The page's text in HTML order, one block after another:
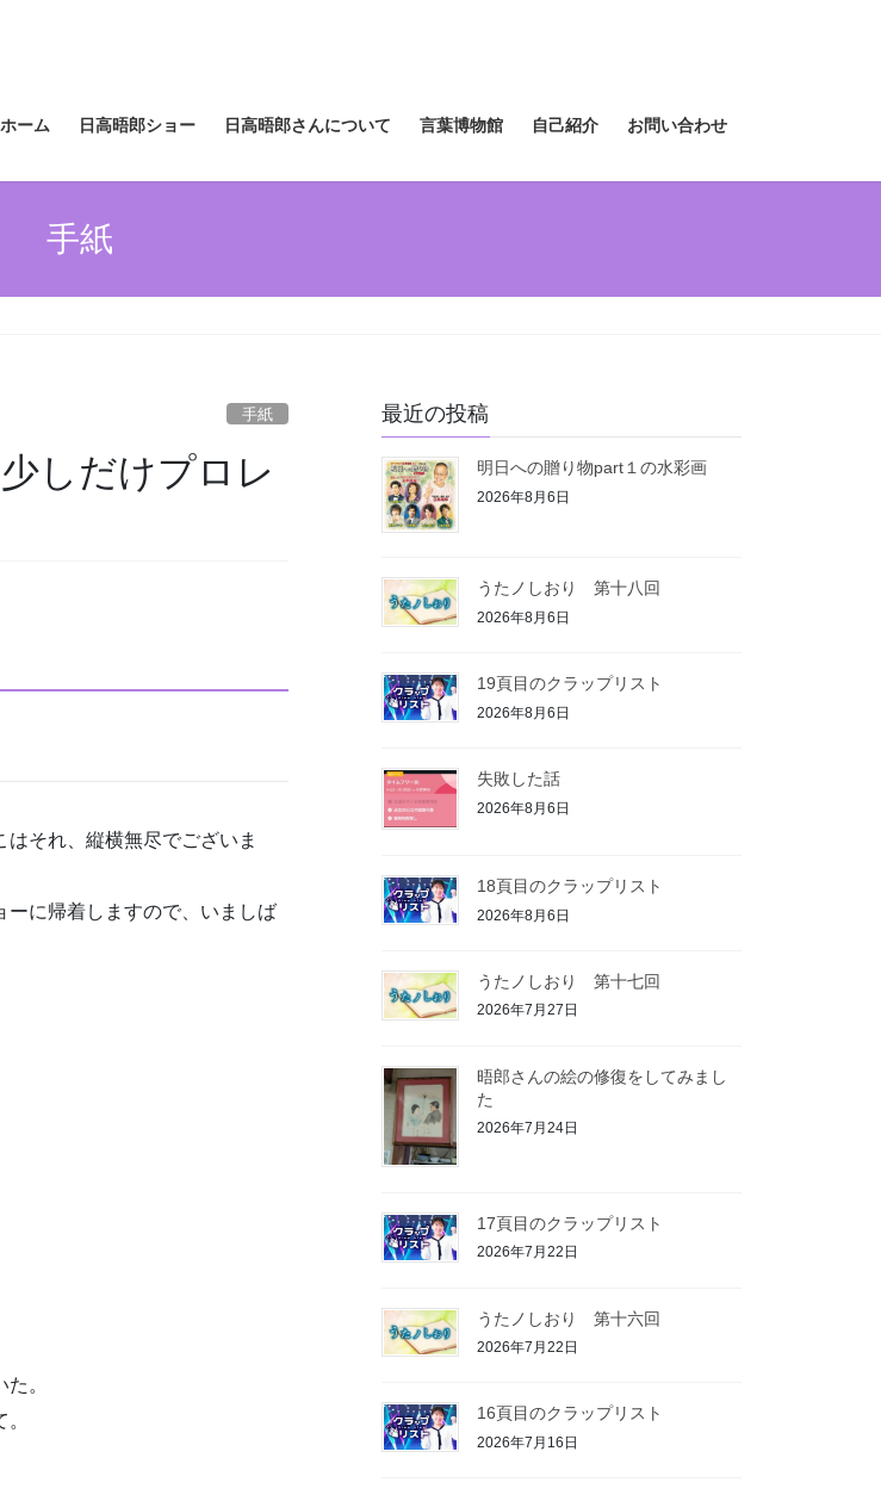
ホーム 日高晤郎ショー 日高晤郎さんについて 言葉博物館 自己紹介 お問い合わせ
手紙
手紙
しだけプロレ
それ、縦横無尽でございま
ーに帰着しますので、いましば
。
最近の投稿
明日への贈り物part１の水彩画
2026年8月6日
うたノしおり 第十八回
2026年8月6日
19頁目のクラップリスト
2026年8月6日
失敗した話
2026年8月6日
18頁目のクラップリスト
2026年8月6日
うたノしおり 第十七回
2026年7月27日
晤郎さんの絵の修復をしてみまし
た
2026年7月24日
17頁目のクラップリスト
2026年7月22日
うたノしおり 第十六回
2026年7月22日
16頁目のクラップリスト
2026年7月16日